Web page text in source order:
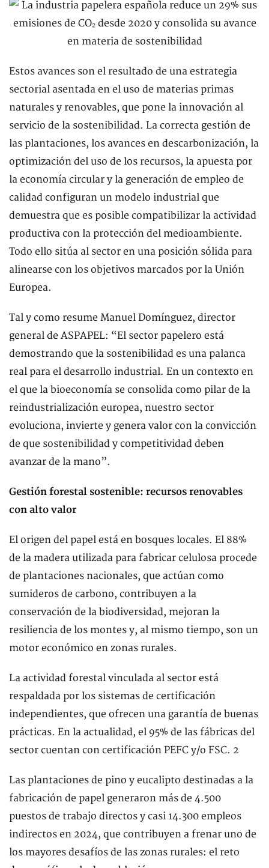
Estos avances son el resultado de una estrategia
sectorial asentada en el uso de materias primas
naturales y renovables, que pone la innovación al
servicio de la sostenibilidad. La correcta gestión de
las plantaciones, los avances en descarbonización, la
optimización del uso de los recursos, la apuesta por
la economía circular y la generación de empleo de
calidad configuran un modelo industrial que
demuestra que es posible compatibilizar la actividad
productiva con la protección del medioambiente.
Todo ello sitúa al sector en una posición sólida para
alinearse con los objetivos marcados por la Unión
Europea.
Tal y como resume Manuel Domínguez, director
general de ASPAPEL: “El sector papelero está
demostrando que la sostenibilidad es una palanca
real para el desarrollo industrial. En un contexto en
el que la bioeconomía se consolida como pilar de la
reindustrialización europea, nuestro sector
evoluciona, invierte y genera valor con la convicción
de que sostenibilidad y competitividad deben
avanzar de la mano”.
Gestión forestal sostenible: recursos renovables
con alto valor
El origen del papel está en bosques locales. El 88%
de la madera utilizada para fabricar celulosa procede
de plantaciones nacionales, que actúan como
sumideros de carbono, contribuyen a la
conservación de la biodiversidad, mejoran la
resiliencia de los montes y, al mismo tiempo, son un
motor económico en zonas rurales.
La actividad forestal vinculada al sector está
respaldada por los sistemas de certificación
independientes, que ofrecen una garantía de buenas
prácticas. En la actualidad, el 95% de las fábricas del
sector cuentan con certificación PEFC y/o FSC. 2
Las plantaciones de pino y eucalipto destinadas a la
fabricación de papel generaron más de 4.500
puestos de trabajo directos y casi 14.300 empleos
indirectos en 2024, que contribuyen a frenar uno de
los mayores desafíos de las zonas rurales: el reto